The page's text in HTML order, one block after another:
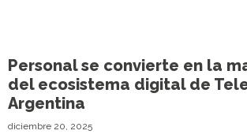
Personal se convierte en la
del ecosistema digital de
Argentina
diciembre 20, 2025